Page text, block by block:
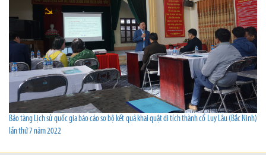
Bảo tàng Lịch sử quốc gia báo cáo sơ bộ kết quả khai quật di tích thành cổ Luy Lâu (Bắc Ninh)
lần thứ 7 năm 2022